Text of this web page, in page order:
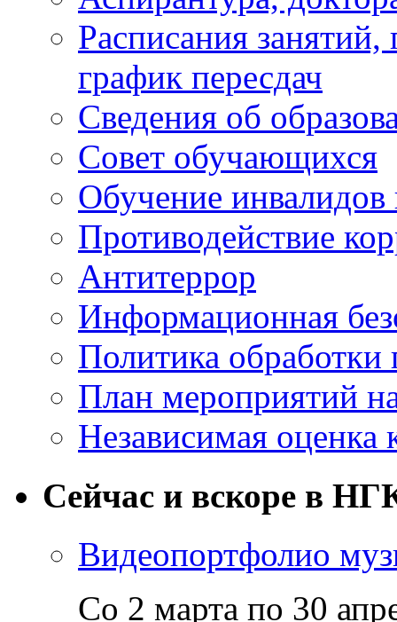
Расписания
график пересдач
Сведения об
Совет обучающихся
Обучение
Противодействие
Антитеррор
Информационная
Политика
План мероприятий
Независимая оценка
Сейчас и вскоре в
Видеопортфолио
Со 2 марта по 30